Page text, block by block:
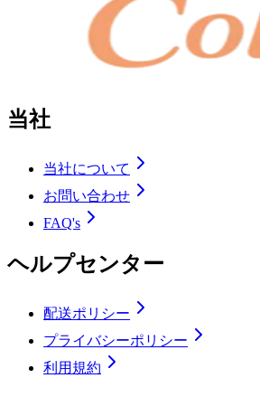
当社
当社について
お問い合わせ
FAQ's
ヘルプセンター
配送ポリシー
プライバシーポリシー
利用規約